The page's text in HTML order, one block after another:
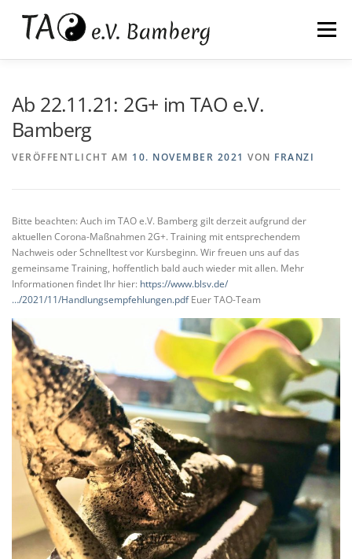
springen
Inhalt
springen
Menü
Ab 22.11.21: 2G+ im TAO e.V.
Bamberg
VERÖFFENTLICHT AM 10. NOVEMBER 2021 VON FRANZI
Bitte beachten: Auch im TAO e.V. Bamberg gilt derzeit aufgrund der
aktuellen Corona-Maßnahmen 2G+. Training mit entsprechendem
Nachweis oder Schnelltest vor Kursbeginn. Wir freuen uns auf das
gemeinsame Training, hoffentlich bald auch wieder mit allen. Mehr
Informationen findet Ihr hier: https://www.blsv.de/
…/2021/11/Handlungsempfehlungen.pdfEuer TAO-Team